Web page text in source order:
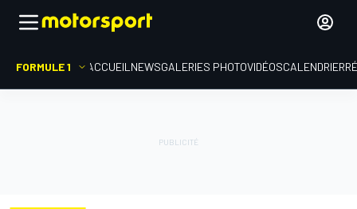
FORMULE 1 ACCUEIL NEWSGALERIES PHOTOVIDÉOSCALENDRIER